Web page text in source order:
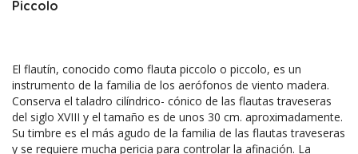
Piccolo
El flautín, conocido como flauta piccolo o piccolo, es un
instrumento de la familia de los aerófonos de viento madera.
Conserva el taladro cilíndrico- cónico de las flautas traveseras
del siglo XVIII y el tamaño es de unos 30 cm. aproximadamente.
Su timbre es el más agudo de la familia de las flautas traveseras
y se requiere mucha pericia para controlar la afinación. La